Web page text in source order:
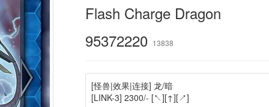
Flash Charge Dragon
95372220 13838
[怪兽|效果|连接] 龙/暗
[LINK-3] 2300/- [↖][↑][↗]